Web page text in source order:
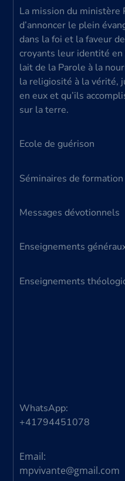
La mission du ministère
d’annoncer le plein
dans la foi et la faveur
croyants leur identité
lait de la Parole à la
la religiosité à la vérité,
en eux et qu’ils
sur la terre.
Ecole de guérison
Séminaires de formation
Messages dévotionnels
Enseignements
Enseignements
WhatsApp:
+41794451078
Email:
mpvivante@gmail.com